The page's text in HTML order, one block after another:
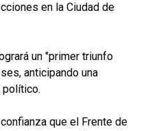
en la Ciudad de
un "primer triunfo
anticipando una
político.
que el Frente de